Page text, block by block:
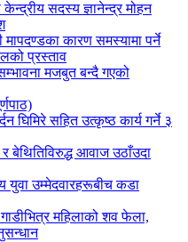
सदस्य ज्ञानेन्द्र मोहन
कारण समस्यामा पर्ने
प्रस्ताव
मजबुत बन्दै गएको
घिमिरे सहित उत्कृष्ठ कार्य गर्ने ३
बेथितिविरुद्ध आवाज उठाँउदा
युवा उम्मेदवारहरूबीच कडा
महिलाको शव फेला,